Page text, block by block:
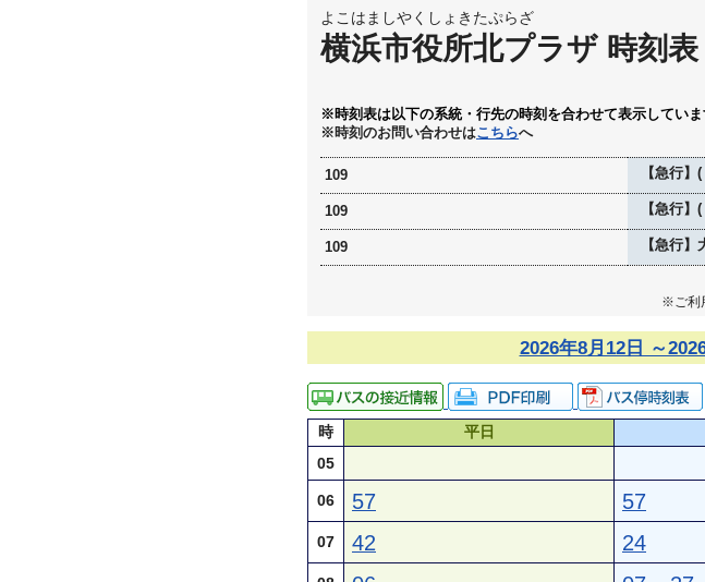
よこはましやくしょきたぷらざ
横浜市役所北プラザ 時刻表
※時刻表は以下の系統・行先の時刻を合わせて表示していま
※時刻のお問い合わせはこちらへ
109 【急行
109 【急行
109 【急行
※ご利
2026年8月12日 ～
時 平日
05
06 57 57
07 42 24